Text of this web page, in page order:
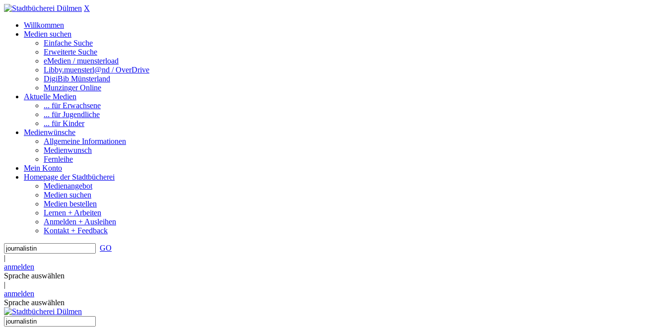
X
Willkommen
Medien suchen
Einfache Suche
Erweiterte Suche
eMedien / muensterload
Libby.muensterl@nd / OverDrive
DigiBib Münsterland
Munzinger Online
Aktuelle Medien
... für Erwachsene
... für Jugendliche
... für Kinder
Medienwünsche
Allgemeine Informationen
Medienwunsch
Fernleihe
Mein Konto
Homepage der Stadtbücherei
Medienangebot
Medien suchen
Medien bestellen
Lernen + Arbeiten
Anmelden + Ausleihen
Kontakt + Feedback
GO
|
anmelden
Sprache auswählen
|
anmelden
Sprache auswählen